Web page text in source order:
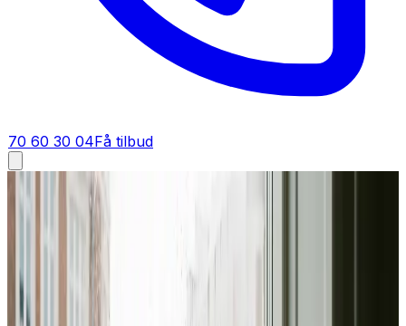
70 60 30 04Få tilbud
Industriventilation i
Industriventilation i Holstebro
Vi er din industriventilations-partner i Holstebro og
omegn. Fra svejserøgsudsugning og støvhåndtering til
kontorventilation med CO₂-styring — vi dimensionerer
korrekt og leverer fuld måledokumentation.